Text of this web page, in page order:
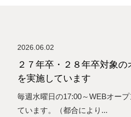
2026.06.02
２７年卒・２８年卒対象
を実施しています
毎週水曜日の17:00～WEBオー
ています。（都合により...